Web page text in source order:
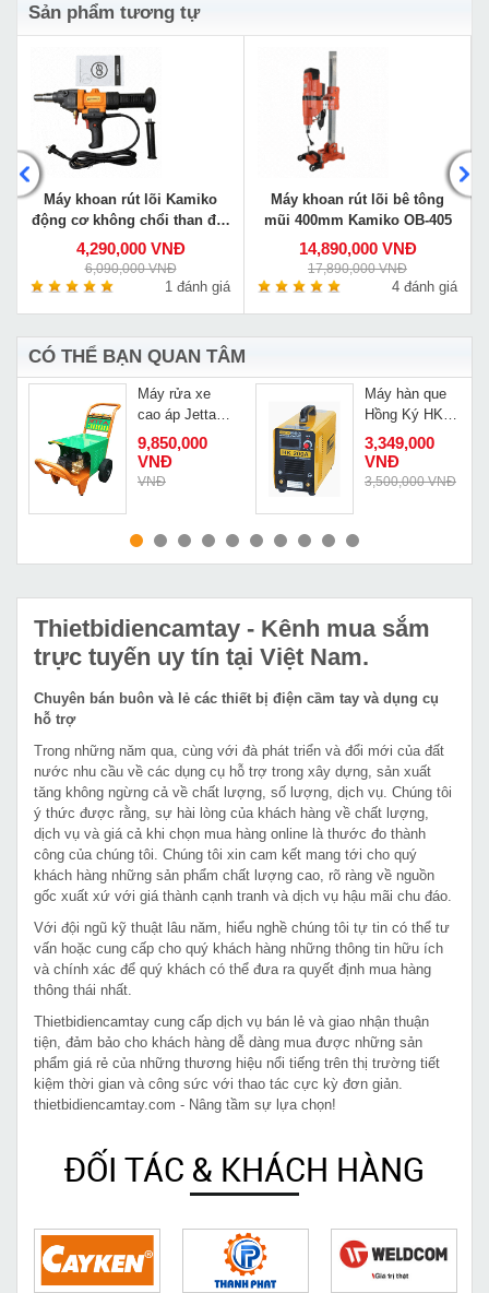
Sản phẩm tương tự
Máy khoan rút lõi Kamiko
động cơ không chổi than đời
mới BLMW1-178
4,290,000 VNĐ
6,090,000 VNĐ
1 đánh giá
Máy khoan rút lõi bê tông
mũi 400mm Kamiko OB-405
14,890,000 VNĐ
17,890,000 VNĐ
4 đánh giá
CÓ THỂ BẠN QUAN TÂM
MUA NGAY
Máy rửa xe
cao áp Jetta
JET3000-2
9,850,000
VNĐ
VNĐ
MUA NGAY
Máy hàn que
Hồng Ký HK
200A
3,349,000
VNĐ
3,500,000 VNĐ
Thietbidiencamtay - Kênh mua sắm
trực tuyến uy tín tại Việt Nam.
Chuyên bán buôn và lẻ các thiết bị điện cầm tay và dụng cụ
hỗ trợ
Trong những năm qua, cùng với đà phát triển và đổi mới của đất
nước nhu cầu về các dụng cụ hỗ trợ trong xây dựng, sản xuất
tăng không ngừng cả về chất lượng, số lượng, dịch vụ. Chúng tôi
ý thức được rằng, sự hài lòng của khách hàng về chất lượng,
dịch vụ và giá cả khi chọn mua hàng online là thước đo thành
công của chúng tôi. Chúng tôi xin cam kết mang tới cho quý
khách hàng những sản phẩm chất lượng cao, rõ ràng về nguồn
gốc xuất xứ với giá thành cạnh tranh và dịch vụ hậu mãi chu đáo.
Với đội ngũ kỹ thuật lâu năm, hiểu nghề chúng tôi tự tin có thể tư
vấn hoặc cung cấp cho quý khách hàng những thông tin hữu ích
và chính xác để quý khách có thể đưa ra quyết định mua hàng
thông thái nhất.
Thietbidiencamtay cung cấp dịch vụ bán lẻ và giao nhận thuận
tiện, đảm bảo cho khách hàng dễ dàng mua được những sản
phẩm giá rẻ của những thương hiệu nổi tiếng trên thị trường tiết
kiệm thời gian và công sức với thao tác cực kỳ đơn giản.
thietbidiencamtay.com - Nâng tầm sự lựa chọn!
ĐỐI TÁC & KHÁCH HÀNG